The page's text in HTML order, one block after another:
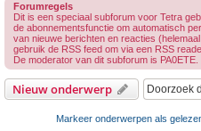
Forumregels
Dit is een speciaal subforum voor Tetra
de abonnementsfunctie om automatisch
van nieuwe berichten en reacties
gebruik de RSS feed om via een RSS
De moderator van dit subforum is PA0ETE.
Nieuw onderwerp
Markeer onderwerpen als